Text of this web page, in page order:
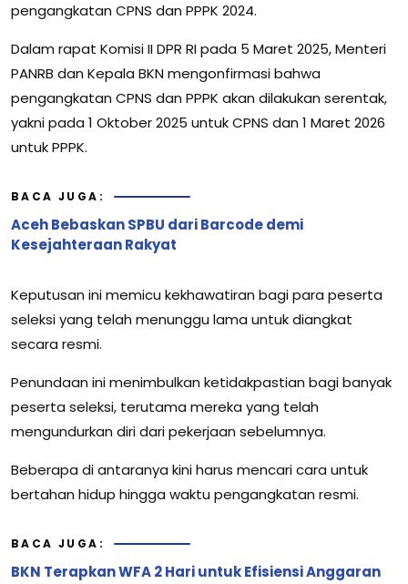
pengangkatan CPNS dan PPPK 2024.
Dalam rapat Komisi II DPR RI pada 5 Maret 2025, Menteri
PANRB dan Kepala BKN mengonfirmasi bahwa
pengangkatan CPNS dan PPPK akan dilakukan serentak,
yakni pada 1 Oktober 2025 untuk CPNS dan 1 Maret 2026
untuk PPPK.
BACA JUGA:
Aceh Bebaskan SPBU dari Barcode demi
Kesejahteraan Rakyat
Keputusan ini memicu kekhawatiran bagi para peserta
seleksi yang telah menunggu lama untuk diangkat
secara resmi.
Penundaan ini menimbulkan ketidakpastian bagi banyak
peserta seleksi, terutama mereka yang telah
mengundurkan diri dari pekerjaan sebelumnya.
Beberapa di antaranya kini harus mencari cara untuk
bertahan hidup hingga waktu pengangkatan resmi.
BACA JUGA:
BKN Terapkan WFA 2 Hari untuk Efisiensi Anggaran